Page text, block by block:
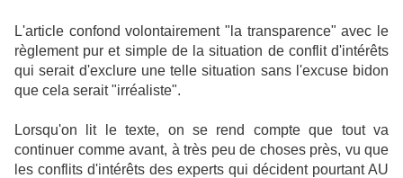
L'article confond volontairement "la transparence" avec le
règlement pur et simple de la situation de conflit d'intérêts
qui serait d'exclure une telle situation sans l'excuse bidon
que cela serait "irréaliste".
Lorsqu'on lit le texte, on se rend compte que tout va
continuer comme avant, à très peu de choses près, vu que
les conflits d'intérêts des experts qui décident pourtant AU